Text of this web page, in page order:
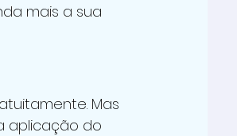
mais a sua
Mas
aplicação do